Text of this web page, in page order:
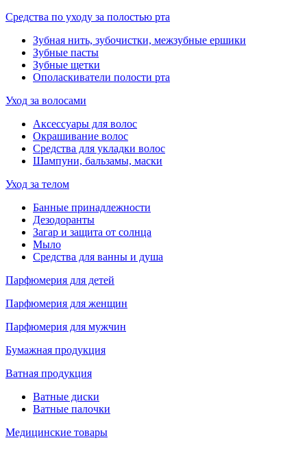
Средства по уходу за полостью рта
Зубная нить, зубочистки, межзубные ершики
Зубные пасты
Зубные щетки
Ополаскиватели полости рта
Уход за волосами
Аксессуары для волос
Окрашивание волос
Средства для укладки волос
Шампуни, бальзамы, маски
Уход за телом
Банные принадлежности
Дезодоранты
Загар и защита от солнца
Мыло
Средства для ванны и душа
Парфюмерия для детей
Парфюмерия для женщин
Парфюмерия для мужчин
Бумажная продукция
Ватная продукция
Ватные диски
Ватные палочки
Медицинские товары